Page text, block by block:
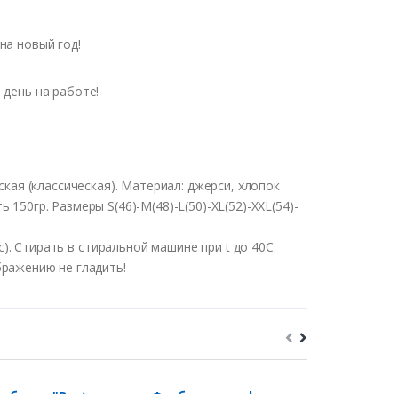
новый год!
на работе!
(классическая). Материал: джерси, хлопок
150гр. Размеры S(46)-M(48)-L(50)-XL(52)-XXL(54)-
). Стирать в стиральной машине при t до 40С.
не гладить!